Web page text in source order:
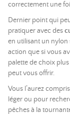
correctement une
Dernier point qui
pratiquer avec des
en utilisant un nylon
action que si vous
palette de choix
peut vous offrir.
Vous l’aurez
léger ou pour
pêches à la